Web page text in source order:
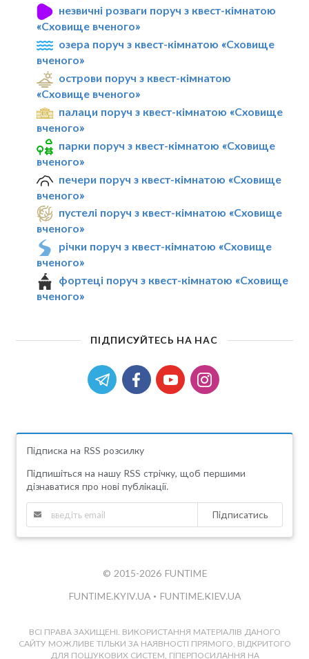
незвичні розваги поруч з квест-кімнатою
«Сховище вченого»
озера поруч з квест-кімнатою «Сховище
вченого»
острови поруч з квест-кімнатою
«Сховище вченого»
палаци поруч з квест-кімнатою «Сховище
вченого»
парки поруч з квест-кімнатою «Сховище
вченого»
печери поруч з квест-кімнатою «Сховище
вченого»
пустелі поруч з квест-кімнатою «Сховище
вченого»
річки поруч з квест-кімнатою «Сховище
вченого»
фортеці поруч з квест-кімнатою «Сховище
вченого»
ПІДПИСУЙТЕСЬ НА НАС
Підписка на RSS розсилку
Підпишіться на нашу RSS стрічку, щоб першими
дізнаватися про нові публікації.
Підписатись
© 2015-2026 FUNTIME
FUNTIME.KYIV.UA • FUNTIME.KIEV.UA
ВСІ ПРАВА ЗАХИЩЕНІ. ВИКОРИСТАННЯ МАТЕРІАЛІВ ДАНОГО
САЙТУ МОЖЛИВЕ ТІЛЬКИ ЗА НАЯВНОСТІ ПРЯМОГО, ВІДКРИТОГО
ДЛЯ ПОШУКОВИХ СИСТЕМ, ГІПЕРПОСИЛАННЯ НА